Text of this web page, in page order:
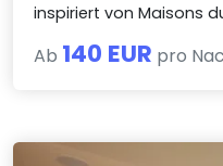
inspiriert von Maisons
Ab 140 EUR pro